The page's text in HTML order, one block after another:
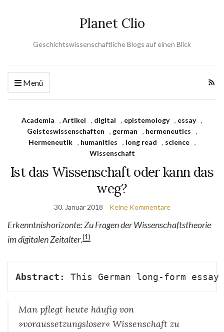
Planet Clio
Geschichtswissenschaftliche Blogs auf einen Blick
Menü
Academia , Artikel , digital , epistemology , essay ,
Geisteswissenschaften
, german , hermeneutics
,
Hermeneutik
, humanities , long read , science
,
Wissenschaft
Ist das Wissenschaft oder kann das
weg?
30. Januar 2018 Keine Kommentare
Erkenntnishorizonte: Zu Fragen der Wissenschaftstheorie
im digitalen Zeitalter.(1)
Abstract: This German long-form
Man pflegt heute häufig von
»voraussetzungsloser« Wissenschaft zu